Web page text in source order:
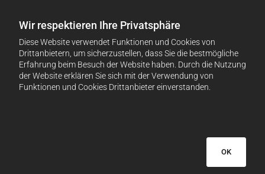
Wir respektieren Ihre Privatsphäre
Diese Website verwendet Funktionen und Cookies von
Drittanbietern, um sicherzustellen, dass Sie die bestmögliche
Erfahrung beim Besuch der Website haben. Durch die Nutzung
der Website erklären Sie sich mit der Verwendung von
Funktionen und Cookies Drittanbieter einverstanden.
OK